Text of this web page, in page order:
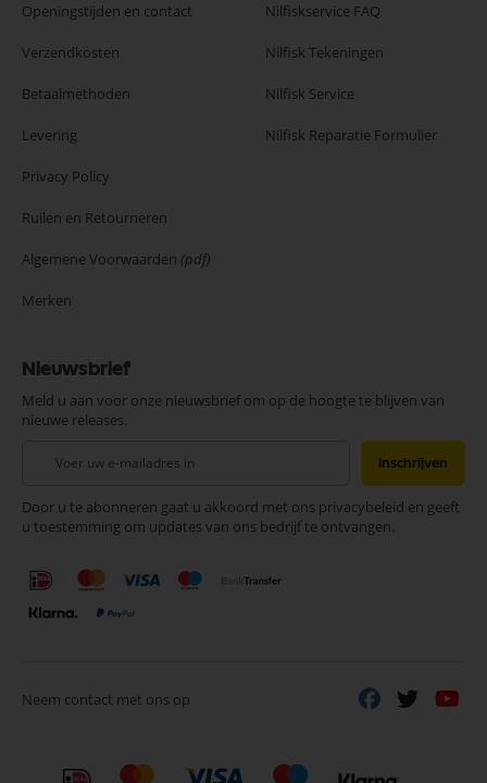
Openingstijden en contact
Verzendkosten
Betaalmethoden
Levering
Privacy Policy
Ruilen en Retourneren
Algemene Voorwaarden (pdf)
Merken
Nilfiskservice FAQ
Nilfisk Tekeningen
Nilfisk Service
Nilfisk Reparatie Formulier
Nieuwsbrief
Meld u aan voor onze nieuwsbrief om op de hoogte te blijven van
nieuwe releases.
onze
nieuwsbrief
Inschrijven
Door u te abonneren gaat u akkoord met ons privacybeleid en geeft
u toestemming om updates van ons bedrijf te ontvangen.
Neem contact met ons op